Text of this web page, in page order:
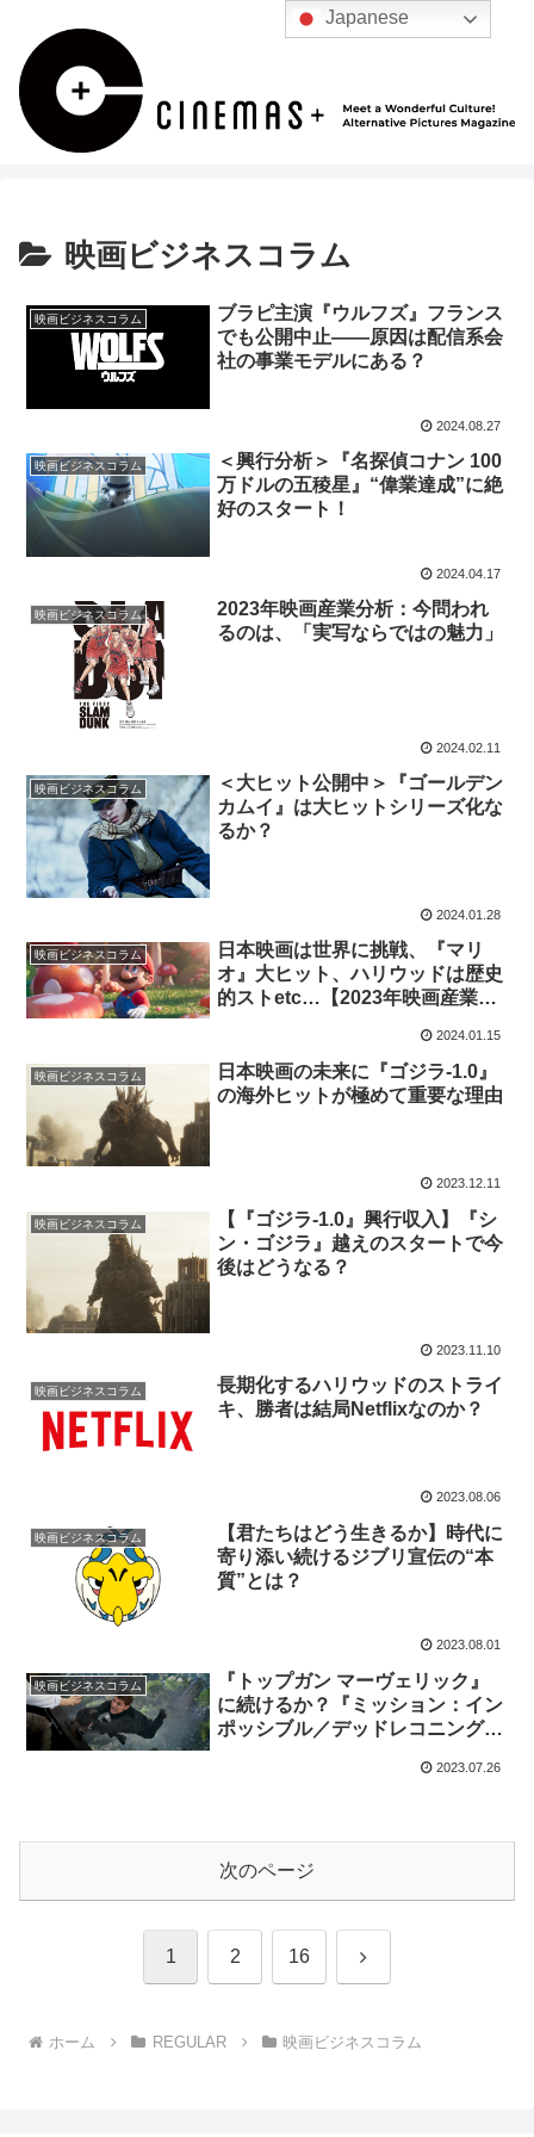
映画ビジネスコラム
映画ビジネスコラム
ブラピ主演『ウルフズ』フランス
でも公開中止——原因は配信系会
社の事業モデルにある？
2024.08.27
映画ビジネスコラム
＜興行分析＞『名探偵コナン 100
万ドルの五稜星』“偉業達成”に絶
好のスタート！
2024.04.17
映画ビジネスコラム
2023年映画産業分析：今問われ
るのは、「実写ならではの魅力」
2024.02.11
映画ビジネスコラム
＜大ヒット公開中＞『ゴールデン
カムイ』は大ヒットシリーズ化な
るか？
2024.01.28
映画ビジネスコラム
日本映画は世界に挑戦、『マリ
オ』大ヒット、ハリウッドは歴史
的ストetc…【2023年映画産業10
2024.01.15
映画ビジネスコラム
日本映画の未来に『ゴジラ-1.0』
の海外ヒットが極めて重要な理由
2023.12.11
映画ビジネスコラム
【『ゴジラ-1.0』興行収入】『シ
ン・ゴジラ』越えのスタートで今
後はどうなる？
2023.11.10
映画ビジネスコラム
長期化するハリウッドのストライ
キ、勝者は結局Netflixなのか？
2023.08.06
映画ビジネスコラム
【君たちはどう生きるか】時代に
寄り添い続けるジブリ宣伝の“本
質”とは？
2023.08.01
映画ビジネスコラム
『トップガン マーヴェリック』
に続けるか？『ミッション：イン
ポッシブル／デッドレコニング
2023.07.26
次のページ
1 2 16 次
ホーム REGULAR 映画ビジネスコラム
Japanese